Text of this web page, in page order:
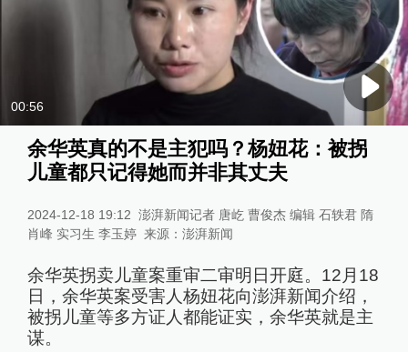
00:56
余华英真的不是主犯吗？杨妞花：被拐
儿童都只记得她而并非其丈夫
2024-12-18 19:12 澎湃新闻记者 唐屹 曹俊杰 编辑 石轶君 隋
肖峰 实习生 李玉婷 来源： 澎湃新闻
余华英拐卖儿童案重审二审明日开庭。12月18
日，余华英案受害人杨妞花向澎湃新闻介绍，
被拐儿童等多方证人都能证实，余华英就是主
谋。